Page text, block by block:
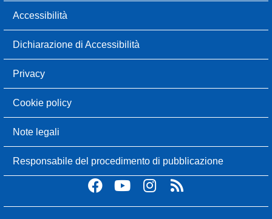
Accessibilità
Dichiarazione di Accessibilità
Privacy
Cookie policy
Note legali
Responsabile del procedimento di pubblicazione